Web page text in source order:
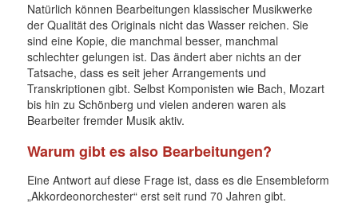
Natürlich können Bearbeitungen klassischer Musikwerke
der Qualität des Originals nicht das Wasser reichen. Sie
sind eine Kopie, die manchmal besser, manchmal
schlechter gelungen ist. Das ändert aber nichts an der
Tatsache, dass es seit jeher Arrangements und
Transkriptionen gibt. Selbst Komponisten wie Bach, Mozart
bis hin zu Schönberg und vielen anderen waren als
Bearbeiter fremder Musik aktiv.
Warum gibt es also Bearbeitungen?
Eine Antwort auf diese Frage ist, dass es die Ensembleform
„Akkordeonorchester“ erst seit rund 70 Jahren gibt.